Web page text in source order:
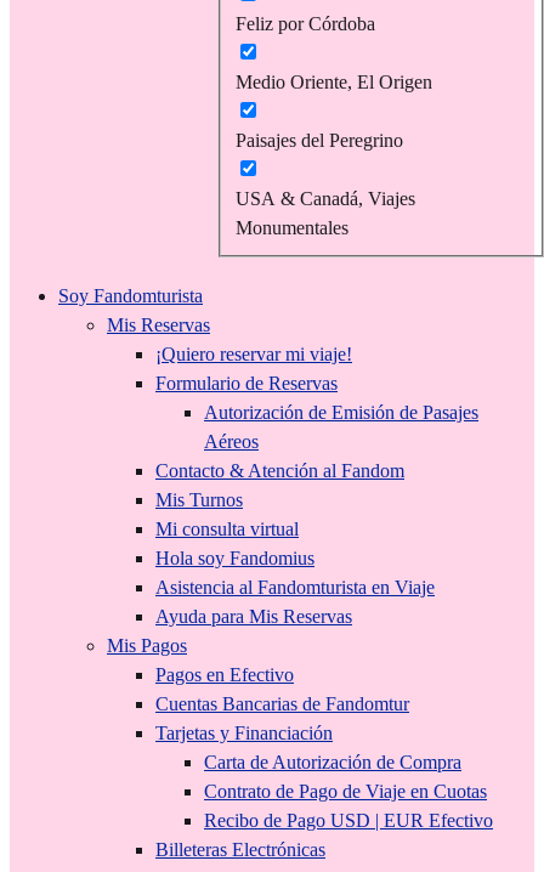
Feliz por Córdoba
Medio Oriente, El Origen
Paisajes del Peregrino
USA & Canadá, Viajes
Monumentales
Soy Fandomturista
Mis Reservas
¡Quiero reservar mi viaje!
Formulario de Reservas
Autorización de Emisión de Pasajes
Aéreos
Contacto & Atención al Fandom
Mis Turnos
Mi consulta virtual
Hola soy Fandomius
Asistencia al Fandomturista en Viaje
Ayuda para Mis Reservas
Mis Pagos
Pagos en Efectivo
Cuentas Bancarias de Fandomtur
Tarjetas y Financiación
Carta de Autorización de Compra
Contrato de Pago de Viaje en Cuotas
Recibo de Pago USD | EUR Efectivo
Billeteras Electrónicas